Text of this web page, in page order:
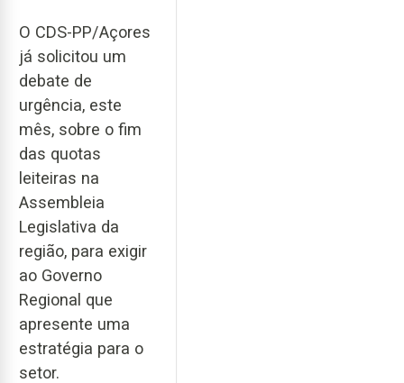
O CDS-PP/Açores
já solicitou um
debate de
urgência, este
mês, sobre o fim
das quotas
leiteiras na
Assembleia
Legislativa da
região, para exigir
ao Governo
Regional que
apresente uma
estratégia para o
setor.